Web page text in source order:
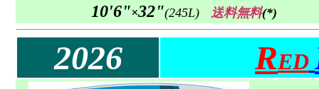
10'6"×32"(245L) 送料無料(*)
2026 RED